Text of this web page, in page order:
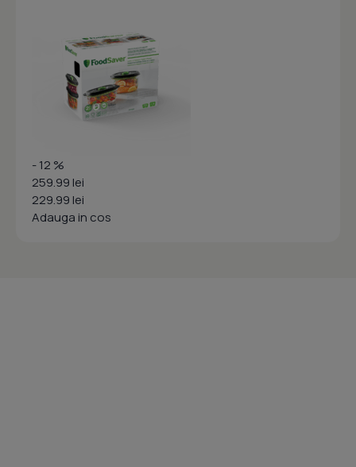
- 12 %
259.99 lei
229.99 lei
Adauga in cos